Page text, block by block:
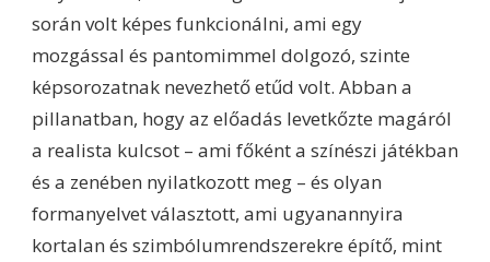
során volt képes funkcionálni, ami egy
mozgással és pantomimmel dolgozó, szinte
képsorozatnak nevezhető etűd volt. Abban a
pillanatban, hogy az előadás levetkőzte magáról
a realista kulcsot – ami főként a színészi játékban
és a zenében nyilatkozott meg – és olyan
formanyelvet választott, ami ugyanannyira
kortalan és szimbólumrendszerekre építő, mint